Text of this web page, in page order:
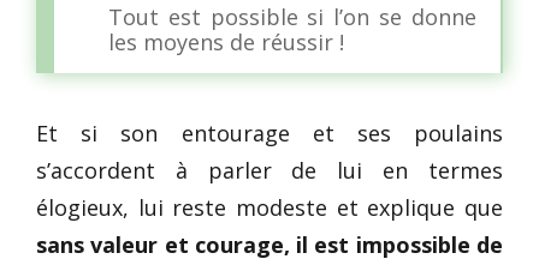
Tout est possible si l’on se donne
les moyens de réussir !
Et si son entourage et ses poulains
s’accordent à parler de lui en termes
élogieux, lui reste modeste et explique que
sans valeur et courage, il est impossible de